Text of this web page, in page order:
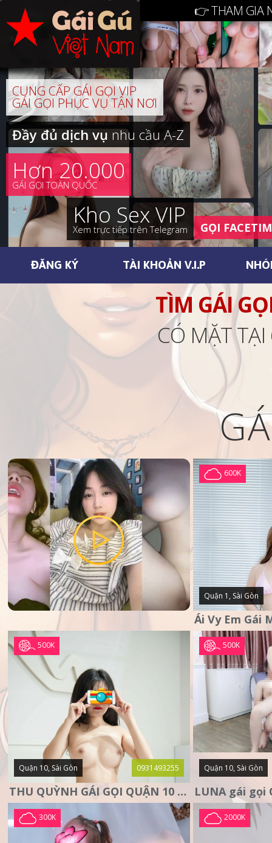
👉 THAM GIA
CUNG CẤP GÁI GỌI VIP
GÁI GỌI PHỤC VỤ TẬN NƠI
Đầy đủ dịch vụnhu cầu A-Z
Hơn 20.000
GÁI GỌI TOÀN QUỐC
Kho Sex VIP
Xem trực tiếp trên Telegram GỌI
ĐĂNG KÝ TÀI KHOẢN V.I.P
TÌM GÁI
CÓ MẶT
600K
Quận 1, Sài Gòn
500K
Quận 10, Sài Gòn 0931493255
THU QUỲNH GÁI GỌI QUẬN 10 – MẶT XINH DA TRẮNG – SANG
500K
Quận 10, Sài Gòn
300K 2000K